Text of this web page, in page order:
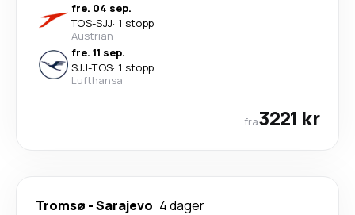
fre. 04 sep.
TOS-SJJ· 1 stopp
Austrian
fre. 11 sep.
SJJ-TOS· 1 stopp
Lufthansa
fra3221 kr
Tromsø -Sarajevo 4 dager